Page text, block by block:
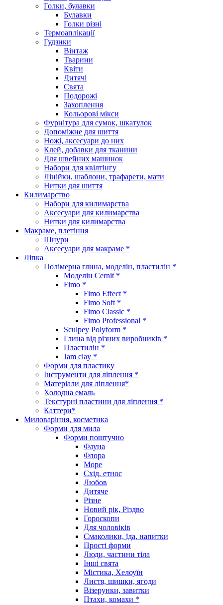
Голки, булавки
Булавки
Голки різні
Термоаплікації
Гудзики
Вінтаж
Тварини
Квіти
Дитячі
Свята
Подорожі
Захоплення
Кольорові мікси
Фурнітура для сумок, шкатулок
Допоміжне для шиття
Ножі, аксесуари до них
Клей, добавки для тканини
Для швейних машинок
Набори для квілтінгу
Лінійки, шаблони, трафарети, мати
Нитки для шиття
Килимарство
Набори для килимарства
Аксесуари для килимарства
Нитки для килимарства
Макраме, плетіння
Шнури
Аксесуари для макраме *
Ліпка
Полімерна глина, моделін, пластилін *
Моделін Cernit *
Fimo *
Fimo Effect *
Fimo Soft *
Fimo Classic *
Fimo Professional *
Sculpey Polyform *
Глина від різних виробників *
Пластилін *
Jam clay *
Форми для пластику
Інструменти для ліплення *
Матеріали для ліплення*
Холодна емаль
Текстурні пластини для ліплення *
Каттери*
Миловаріння, косметика
Форми для мила
Форми поштучно
Фауна
Флора
Море
Схід, етнос
Любов
Дитяче
Різне
Новий рік, Різдво
Гороскопи
Для чоловіків
Смаколики, їда, напитки
Прості форми
Люди, частини тіла
Інші свята
Містика, Хелоуїн
Листя, шишки, ягоди
Візерунки, завитки
Птахи, комахи *